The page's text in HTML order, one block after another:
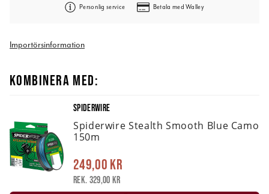
Personlig service Betala med Walley
Importörsinformation
KOMBINERA MED:
SPIDERWIRE
Spiderwire Stealth Smooth Blue Camo
150m
249,00 kr
Rek. 329,00 kr